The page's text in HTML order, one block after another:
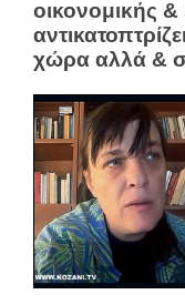
οικονομικής
χώρα αλλά &